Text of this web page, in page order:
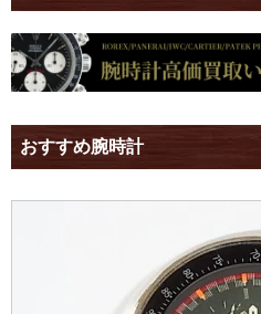
おすすめ腕時計